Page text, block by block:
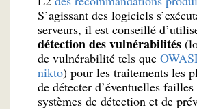
S’agissant des logiciels
serveurs, il est conseillé
détection des vulnérabilités
de vulnérabilité tels que
nikto) pour les traitements les
de détecter d’éventuelles
systèmes de détection et de